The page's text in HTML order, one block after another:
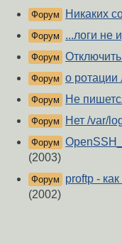
Форум Никаких
Форум ...логи не
Форум
Форум о ротации
Форум Не
Форум Нет /var/
Форум
(2003)
Форум
proftp -
(2002)